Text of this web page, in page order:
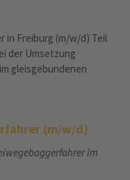
in Freiburg (m/w/d) Teil
der Umsetzung
gleisgebundenen
(m/w/d)
im